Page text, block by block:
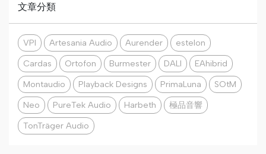
文章分類
VPI Artesania Audio Aurender
estelon
Cardas
Ortofon Burmester DALI
EAhibrid
Montaudio
Playback Designs PrimaLuna
SOtM
Neo
PureTek Audio Harbeth
極品音響
TonTräger Audio